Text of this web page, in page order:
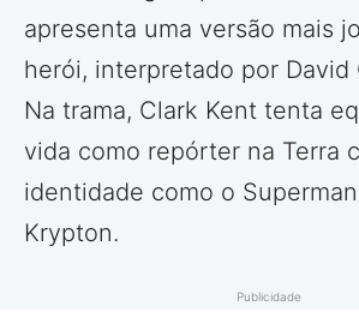
apresenta uma versão mais
herói, interpretado por David
Na trama, Clark Kent tenta
vida como repórter na Terra
identidade como o
Krypton.
Publicidade